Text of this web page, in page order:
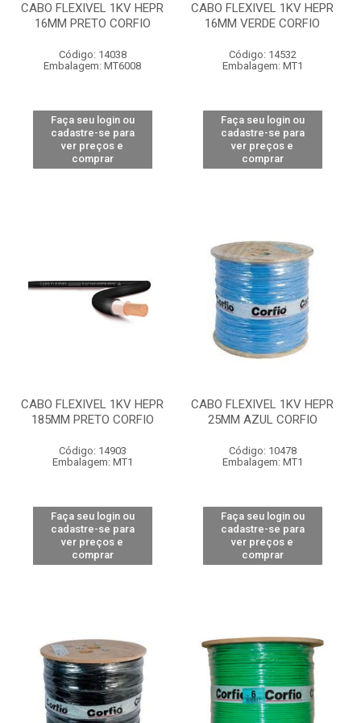
CABO FLEXIVEL 1KV HEPR
16MM PRETO CORFIO
Código: 14038
Embalagem: MT6008
Faça seu login ou
cadastre-se para
ver preços e
comprar
CABO FLEXIVEL 1KV HEPR
16MM VERDE CORFIO
Código: 14532
Embalagem: MT1
Faça seu login ou
cadastre-se para
ver preços e
comprar
CABO FLEXIVEL 1KV HEPR
185MM PRETO CORFIO
Código: 14903
Embalagem: MT1
Faça seu login ou
cadastre-se para
ver preços e
comprar
CABO FLEXIVEL 1KV HEPR
25MM AZUL CORFIO
Código: 10478
Embalagem: MT1
Faça seu login ou
cadastre-se para
ver preços e
comprar